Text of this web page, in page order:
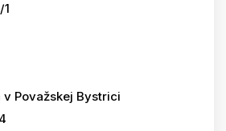
v Považskej Bystrici